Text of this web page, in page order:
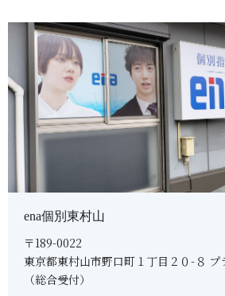
ena個別東村山
〒189-0022
東京都東村山市野口町１丁目２０-８ プ
（総合受付）